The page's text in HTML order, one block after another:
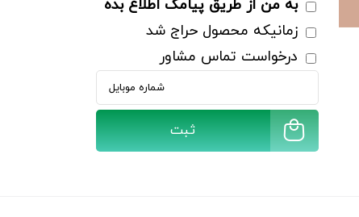
به من از طریق پیامک اطلاع بده
زمانیکه محصول حراج شد
درخواست تماس مشاور